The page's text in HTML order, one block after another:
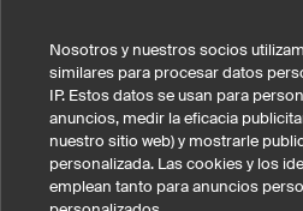
Estados
Nota legal Política de
Condiciones
Nosotros y nuestros socios
similares para procesar datos
IP. Estos datos se usan para
anuncios, medir la eficacia
nuestro sitio web) y mostrarle
personalizada. Las cookies y los
emplean tanto para anuncios